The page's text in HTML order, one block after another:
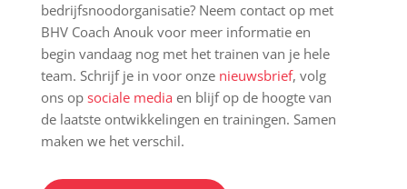
bedrijfsnoodorganisatie? Neem contact op met
BHV Coach Anouk voor meer informatie en
begin vandaag nog met het trainen van je hele
team. Schrijf je in voor onze nieuwsbrief, volg
ons op sociale media en blijf op de hoogte van
de laatste ontwikkelingen en trainingen. Samen
maken we het verschil.